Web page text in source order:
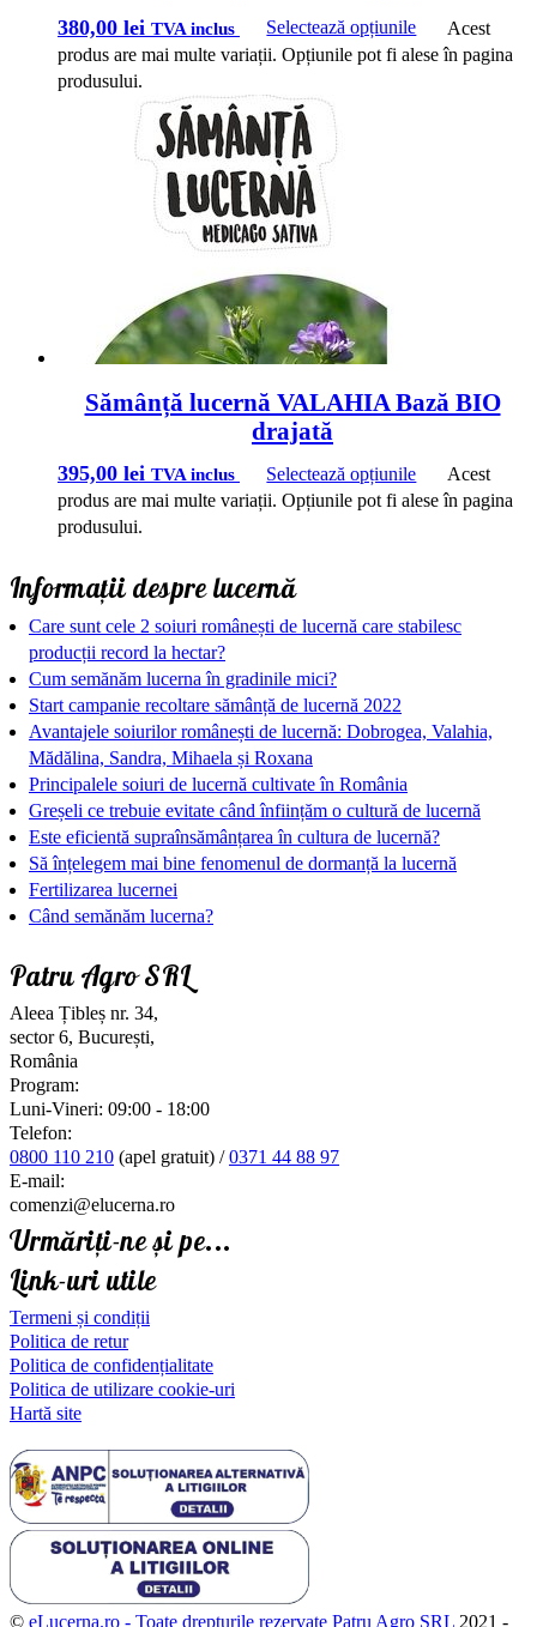
380,00 lei TVA inclus Selectează opțiunile
Acest
produs are mai multe variații. Opțiunile pot fi alese în pagina
produsului.
Sămânță lucernă VALAHIA Bază BIO
drajată
395,00 lei TVA inclus Selectează opțiunile
Acest
produs are mai multe variații. Opțiunile pot fi alese în pagina
produsului.
Informații despre lucernă
Care sunt cele 2 soiuri românești de lucernă care stabilesc
producții record la hectar?
Cum semănăm lucerna în gradinile mici?
Start campanie recoltare sămânță de lucernă 2022
Avantajele soiurilor românești de lucernă: Dobrogea, Valahia,
Mădălina, Sandra, Mihaela și Roxana
Principalele soiuri de lucernă cultivate în România
Greșeli ce trebuie evitate când înființăm o cultură de lucernă
Este eficientă supraînsămânțarea în cultura de lucernă?
Să înțelegem mai bine fenomenul de dormanță la lucernă
Fertilizarea lucernei
Când semănăm lucerna?
Patru Agro SRL
Aleea Țibleș nr. 34,
sector 6, București,
România
Program:
Luni-Vineri: 09:00 - 18:00
Telefon:
0800 110 210 (apel gratuit) /0371 44 88 97
E-mail:
comenzi@elucerna.ro
Urmăriți-ne și pe...
Link-uri utile
Termeni și condiții
Politica de retur
Politica de confidențialitate
Politica de utilizare cookie-uri
Hartă site
© eLucerna.ro - Toate drepturile rezervate Patru Agro SRL 2021 -